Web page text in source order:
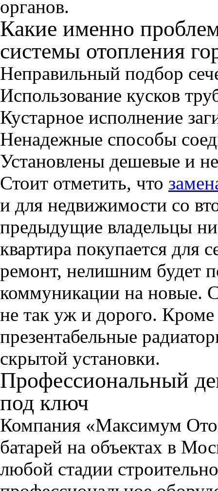
органов.
Какие именно
системы отопления
Неправильный подбор
Использование кусков
Кустарное исполнение
Ненадежные способы
Установлены дешевые и
Стоит отметить, что
и для недвижимости со
предыдущие владельцы
квартира покупается для
ремонт, нелишним будет
коммуникации на новые.
не так уж и дорого.
презентабельные
скрытой установки.
Профессиональный
под ключ
Компания «Максимум
батарей на объектах в
любой стадии